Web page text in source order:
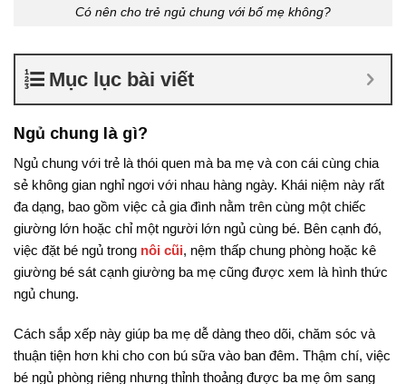
Có nên cho trẻ ngủ chung với bố mẹ không?
Mục lục bài viết
Ngủ chung là gì?
Ngủ chung với trẻ là thói quen mà ba mẹ và con cái cùng chia
sẻ không gian nghỉ ngơi với nhau hàng ngày. Khái niệm này rất
đa dạng, bao gồm việc cả gia đình nằm trên cùng một chiếc
giường lớn hoặc chỉ một người lớn ngủ cùng bé. Bên cạnh đó,
việc đặt bé ngủ trong nôi cũi, nệm thấp chung phòng hoặc kê
giường bé sát cạnh giường ba mẹ cũng được xem là hình thức
ngủ chung.
Cách sắp xếp này giúp ba mẹ dễ dàng theo dõi, chăm sóc và
thuận tiện hơn khi cho con bú sữa vào ban đêm. Thậm chí, việc
bé ngủ phòng riêng nhưng thỉnh thoảng được ba mẹ ôm sang